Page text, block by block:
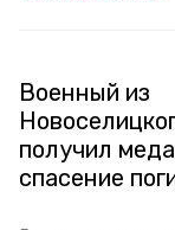
Военный из
получил
спасение